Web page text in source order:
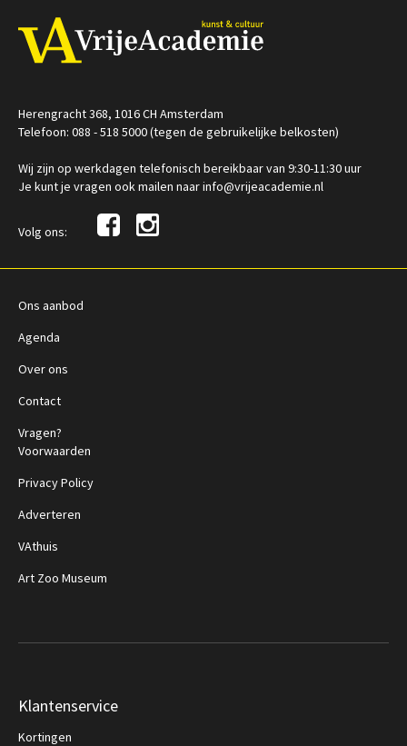
Herengracht 368, 1016 CH Amsterdam
Telefoon: 088 - 518 5000 (tegen de gebruikelijke belkosten)
Wij zijn op werkdagen telefonisch bereikbaar van 9:30-11:30 uur
Je kunt je vragen ook mailen naar info@vrijeacademie.nl
Volg ons:
Ons aanbod
Agenda
Over ons
Contact
Vragen?
Voorwaarden
Privacy Policy
Adverteren
VAthuis
Art Zoo Museum
Klantenservice
Kortingen